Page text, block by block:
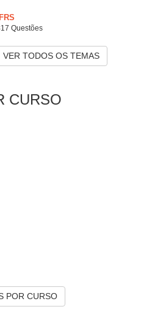
IFRS
Questões
VER TODOS OS TEMAS
CURSO
POR CURSO